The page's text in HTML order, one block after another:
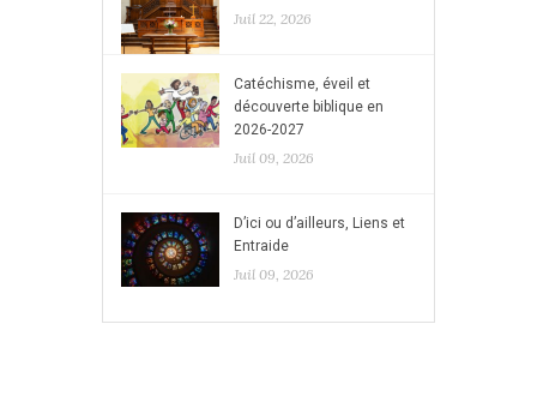
Juil 22, 2026
Catéchisme, éveil et
découverte biblique en
2026-2027
Juil 09, 2026
D’ici ou d’ailleurs, Liens et
Entraide
Juil 09, 2026